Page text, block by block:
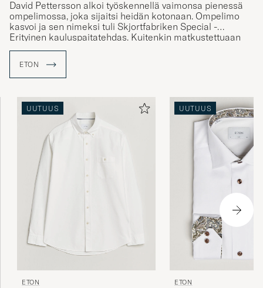
David Pettersson alkoi työskennellä vaimonsa pienessä
ompelimossa, joka sijaitsi heidän kotonaan. Ompelimo
kasvoi ja sen nimeksi tuli Skjortfabriken Special -
Erityinen kauluspaitatehdas. Kuitenkin matkustettuaan
Englantiin, juuttui nimi Eton heidän mieliinsä ja he
paidasta tuli erittäin suosittu ja myöhemmin yritys alkoi
kantaa nimeä - Eton.
ETON
UUTUUS
ETON
UUTUUS
ETON